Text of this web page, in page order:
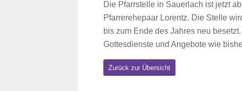
Die Pfarrstelle in Sauerlach ist jetzt
Pfarrerehepaar Lorentz. Die Stelle
bis zum Ende des Jahres neu
Gottesdienste und Angebote wie
Zurück zur Übersicht